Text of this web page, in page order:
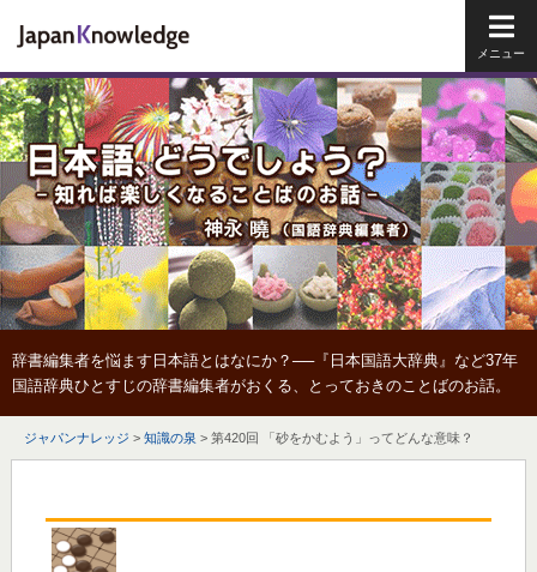
辞書編集者を悩ます日本語とはなにか？──『日本国語大辞典』など37年
国語辞典ひとすじの辞書編集者がおくる、とっておきのことばのお話。
ジャパンナレッジ > 知識の泉 > 第420回 「砂をかむよう」ってどんな意味？